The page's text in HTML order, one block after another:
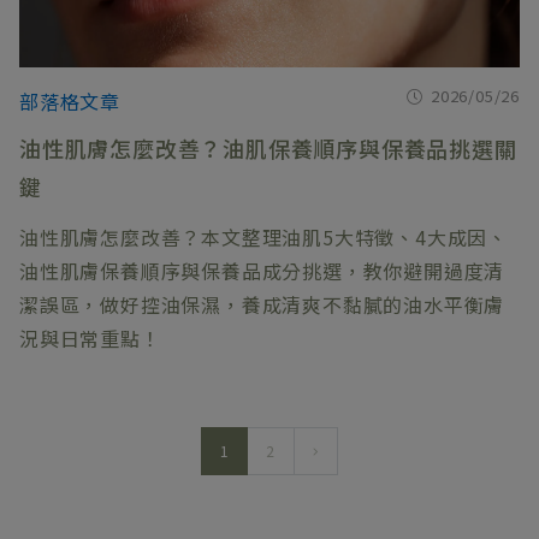
部落格文章 2026/05/26
油性肌膚怎麼改善？油肌保養順序與保養品挑選關
鍵
油性肌膚怎麼改善？本文整理油肌5大特徵、4大成因、
油性肌膚保養順序與保養品成分挑選，教你避開過度清
潔誤區，做好控油保濕，養成清爽不黏膩的油水平衡膚
況與日常重點！
1 2